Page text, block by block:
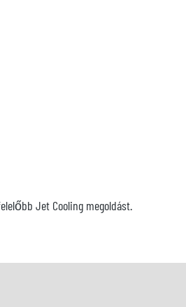
Jet Cooling megoldást.